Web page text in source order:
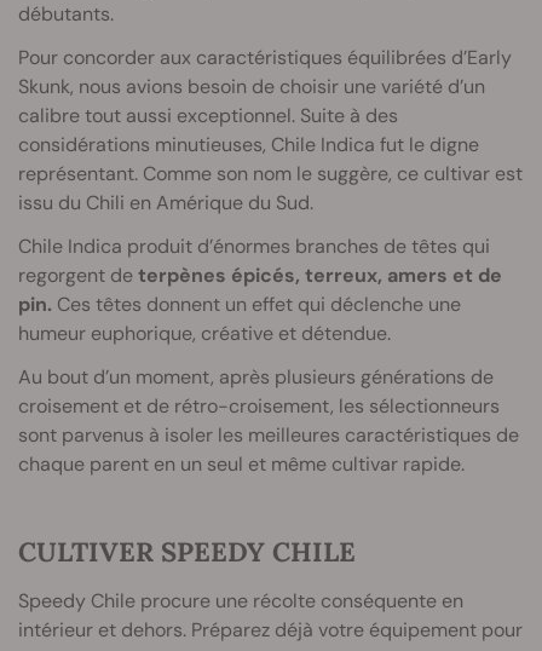
débutants.
Pour concorder aux caractéristiques équilibrées d’Early
Skunk, nous avions besoin de choisir une variété d’un
calibre tout aussi exceptionnel. Suite à des
considérations minutieuses, Chile Indica fut le digne
représentant. Comme son nom le suggère, ce cultivar est
issu du Chili en Amérique du Sud.
Chile Indica produit d’énormes branches de têtes qui
regorgent deterpènes épicés, terreux, amers et de
pin. Ces têtes donnent un effet qui déclenche une
humeur euphorique, créative et détendue.
Au bout d’un moment, après plusieurs générations de
croisement et de rétro-croisement, les sélectionneurs
sont parvenus à isoler les meilleures caractéristiques de
chaque parent en un seul et même cultivar rapide.
CULTIVER SPEEDY CHILE
Speedy Chile procure une récolte conséquente en
intérieur et dehors. Préparez déjà votre équipement pour